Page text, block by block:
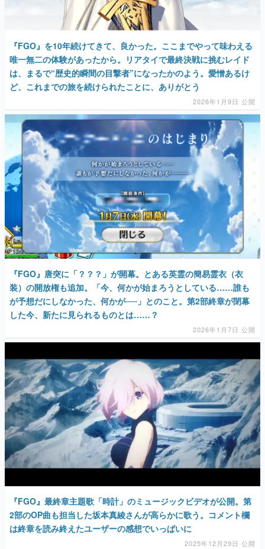
『FGO』を10年続けてきて、良かった。ここまでやって味わえる
唯一無二の体験があったから。リアタイで最終決戦に挑むレイド
は、まるで“歴史的瞬間の目撃者”になったかのよう。愛憎あるけ
ど、これまでの旅を続けられたことに、ありがとう
2026年1月9日 公開
『FGO』唐突に「？？？」が開幕。とある英霊の簡易霊衣（衣
装）の開放権も追加。「今、何かが始まろうとしている……誰も
が予想だにしなかった、何かが──」とのこと。第2部終章が閉幕
した今、新たに見られるものとは……？
2026年1月7日 公開
『FGO』最終章主題歌「時計」のミュージックビデオが公開。第
2部のOP曲も担当した坂本真綾さんが高らかに歌う。コメント欄
は終章を読み終えたユーザーの感想でいっぱいに
2025年12月29日 公開